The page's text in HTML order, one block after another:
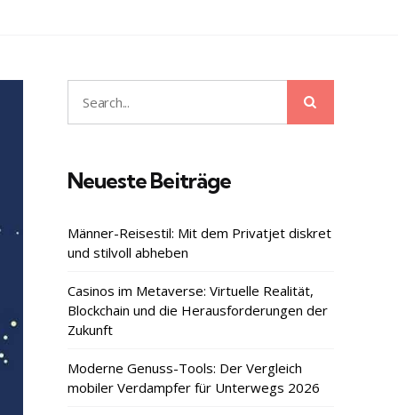
Search
for:
Neueste Beiträge
Männer-Reisestil: Mit dem Privatjet diskret
und stilvoll abheben
Casinos im Metaverse: Virtuelle Realität,
Blockchain und die Herausforderungen der
Zukunft
Moderne Genuss-Tools: Der Vergleich
mobiler Verdampfer für Unterwegs 2026